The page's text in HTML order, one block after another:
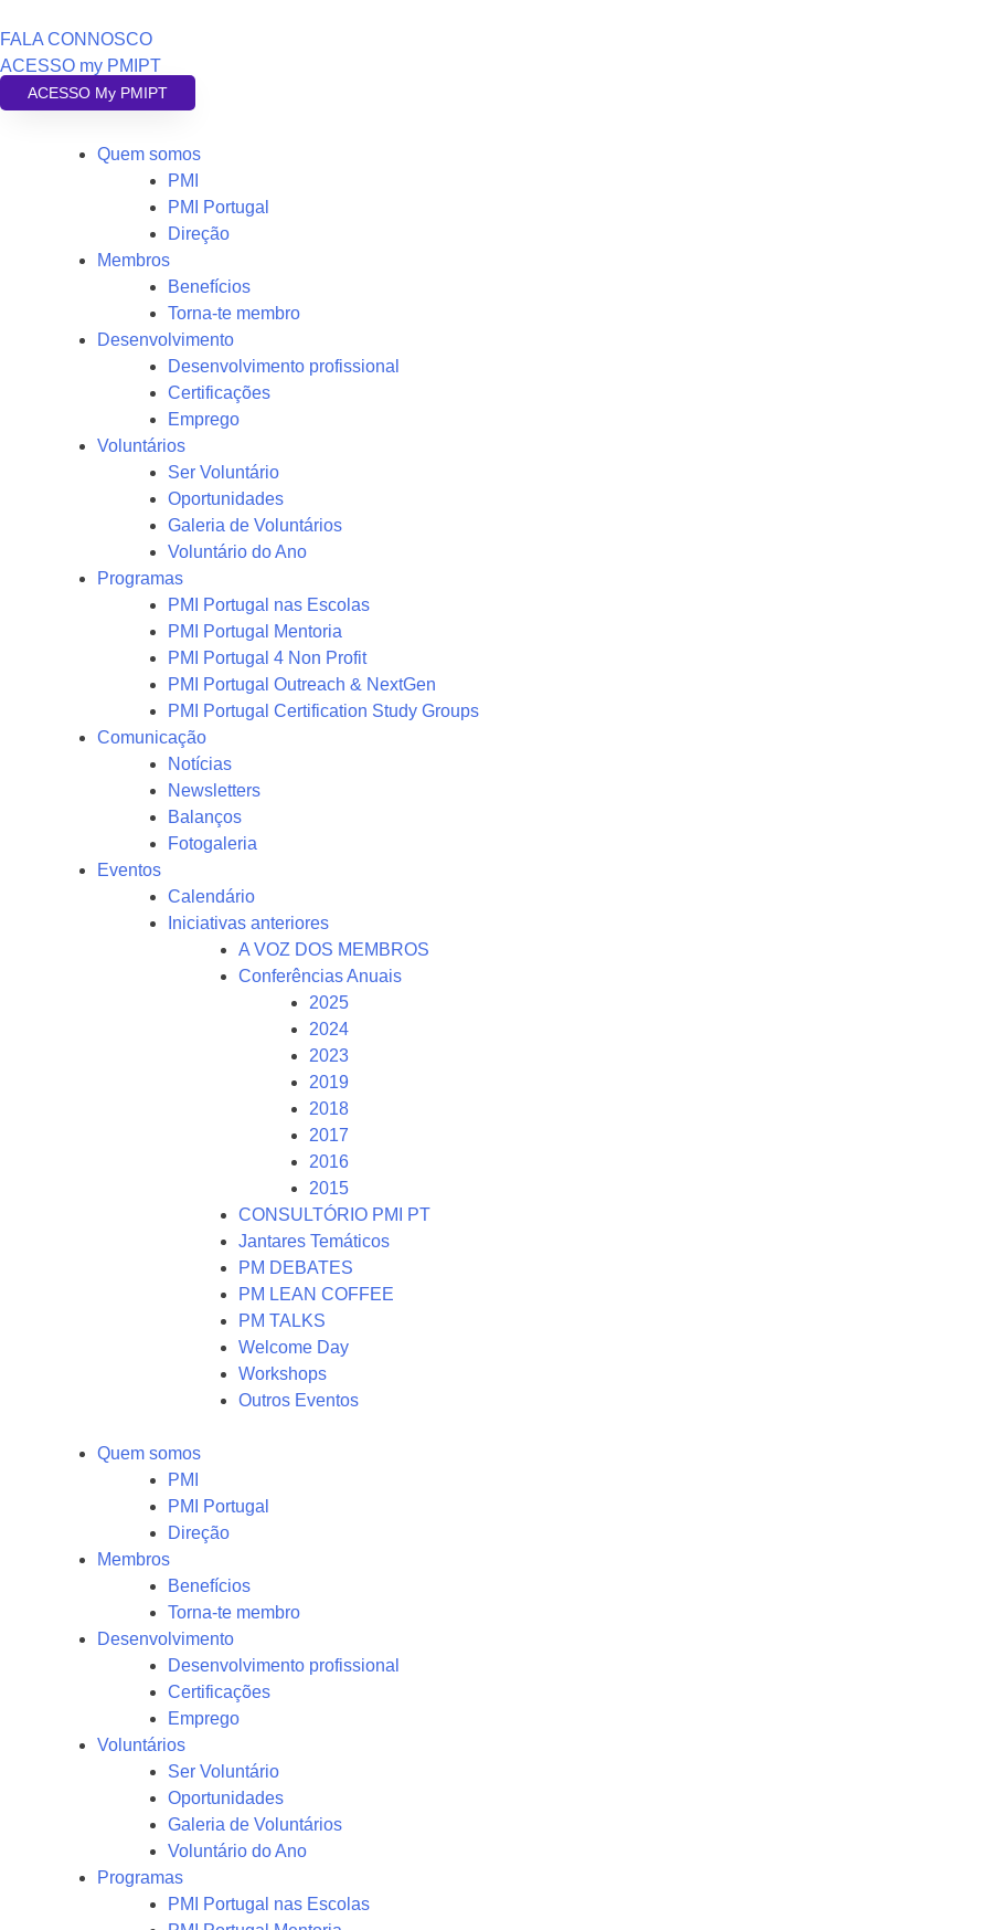
FALA CONNOSCO
ACESSO my PMIPT
ACESSO My PMIPT
Quem somos
PMI
PMI Portugal
Direção
Membros
Benefícios
Torna-te membro
Desenvolvimento
Desenvolvimento profissional
Certificações
Emprego
Voluntários
Ser Voluntário
Oportunidades
Galeria de Voluntários
Voluntário do Ano
Programas
PMI Portugal nas Escolas
PMI Portugal Mentoria
PMI Portugal 4 Non Profit
PMI Portugal Outreach & NextGen
PMI Portugal Certification Study Groups
Comunicação
Notícias
Newsletters
Balanços
Fotogaleria
Eventos
Calendário
Iniciativas anteriores
A VOZ DOS MEMBROS
Conferências Anuais
2025
2024
2023
2019
2018
2017
2016
2015
CONSULTÓRIO PMI PT
Jantares Temáticos
PM DEBATES
PM LEAN COFFEE
PM TALKS
Welcome Day
Workshops
Outros Eventos
Quem somos
PMI
PMI Portugal
Direção
Membros
Benefícios
Torna-te membro
Desenvolvimento
Desenvolvimento profissional
Certificações
Emprego
Voluntários
Ser Voluntário
Oportunidades
Galeria de Voluntários
Voluntário do Ano
Programas
PMI Portugal nas Escolas